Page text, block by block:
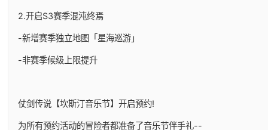
2.开启S3赛季混沌终焉
-新增赛季独立地图「星海巡游」
-非赛季候级上限提升
仗剑传说【坎斯汀音乐节】开启预约!
为所有预约活动的冒险者都准备了音乐节伴手礼--